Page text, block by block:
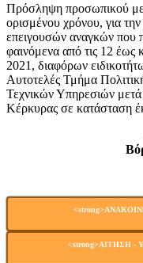
Πρόσληψη προσωπικού με
ορισμένου χρόνου, για
επειγουσών αναγκών που
φαινόμενα από τις 12 έως
2021, διαφόρων
Αυτοτελές Τμήμα
Τεχνικών Υπηρεσιών
Κέρκυρας σε κατάσταση
<strong>ΑΙΤΗΣΗ -